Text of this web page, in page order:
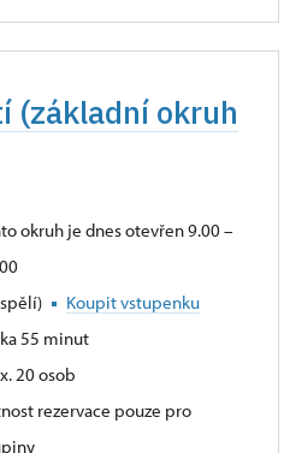
(základní okruh
okruh je dnes otevřen 9.00 –
Koupit vstupenku
55 minut
20 osob
rezervace pouze pro